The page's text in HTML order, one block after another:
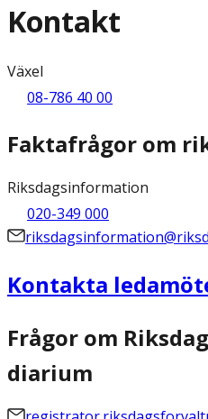
Kontakt
Växel
08-786 40 00
Faktafrågor om
Riksdagsinformation
020-349 000
Kontakta
Frågor om
diarium